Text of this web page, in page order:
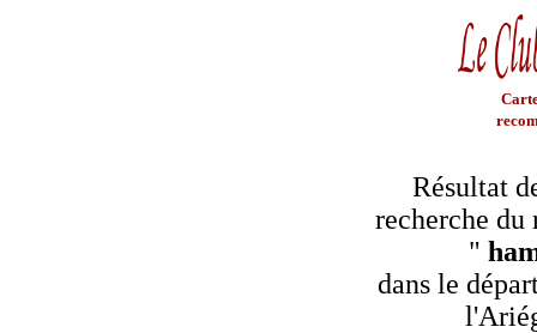
Résultat
recherche du
"
dans le